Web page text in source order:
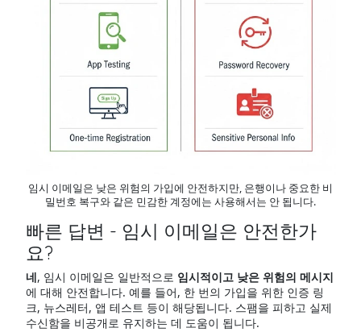
임시 이메일은 낮은 위험의 가입에 안전하지만, 은행이나 중요한 비
밀번호 복구와 같은 민감한 계정에는 사용해서는 안 됩니다.
빠른 답변 - 임시 이메일은 안전한가
요?
네, 임시 이메일은 일반적으로 임시적이고 낮은 위험의 메시지
에 대해 안전합니다. 예를 들어, 한 번의 가입을 위한 인증 링
크, 뉴스레터, 앱 테스트 등이 해당됩니다. 스팸을 피하고 실제
수신함을 비공개로 유지하는 데 도움이 됩니다.